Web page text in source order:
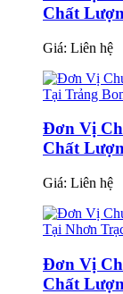
Chất
Giá: Liên hệ
Đơn Vị
Chất
Giá: Liên hệ
Đơn Vị
Chất